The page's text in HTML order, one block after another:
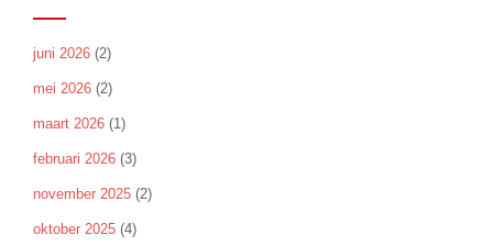
juni 2026 (2)
mei 2026 (2)
maart 2026 (1)
februari 2026 (3)
november 2025 (2)
oktober 2025 (4)